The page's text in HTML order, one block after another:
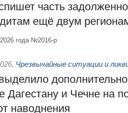
часть
ещё двум
года №2016-р
, Чрезвычайные ситуации и
Дагестану и Чечне на
наводнения